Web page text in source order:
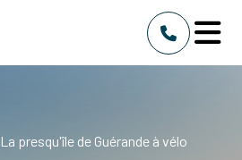
La presqu'île de Guérande à vélo